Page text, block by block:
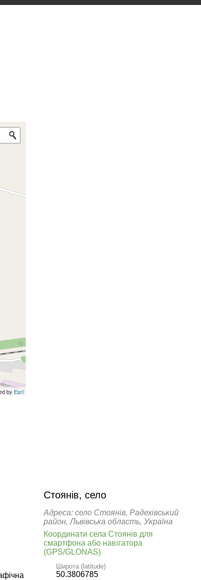
by Esri
Стоянів, село
Адреса: село Стоянів, Радехівський
район, Львівська область, Україна
Координати села Стоянів для
смартфона або навігатора
(GPS/GLONAS)
Широта (latitude)
50.3806785